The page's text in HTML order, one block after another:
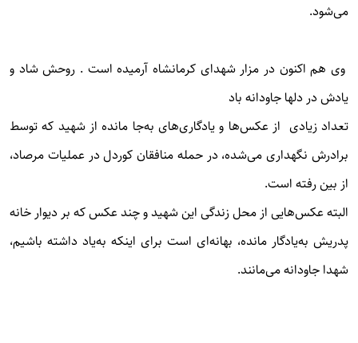
می‌شود.
وی هم اکنون در مزار شهدای کرمانشاه آرمیده است . روحش شاد و
یادش در دلها جاودانه باد
تعداد زیادی از عکس‌ها و یادگاری‌های به‌جا مانده از شهید که توسط
برادرش نگهداری می‌شده، در حمله منافقان کوردل در عملیات مرصاد،
از بین رفته است.
البته عکس‌هایی از محل زندگی این شهید و چند عکس که بر دیوار خانه
پدریش به‌یادگار مانده، بهانه‌ای است برای اینکه به‌یاد داشته باشیم،
شهدا جاودانه می‌مانند.